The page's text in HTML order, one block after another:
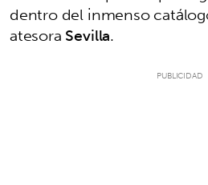
dentro del inmenso
atesoraSevilla.